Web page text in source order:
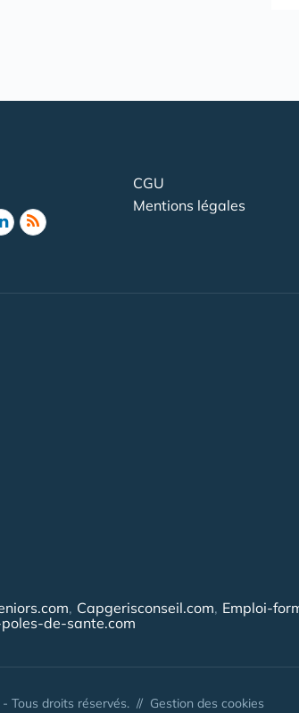
CGU
Mentions légales
Capgerisconseil.com Emploi-
de-sante.com
Tous droits réservés. // Gestion des cookies